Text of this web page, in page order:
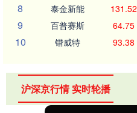
8 泰金新能 131.52
9 百普赛斯 64.75
10 锴威特 93.38
沪深京行情 实时轮播